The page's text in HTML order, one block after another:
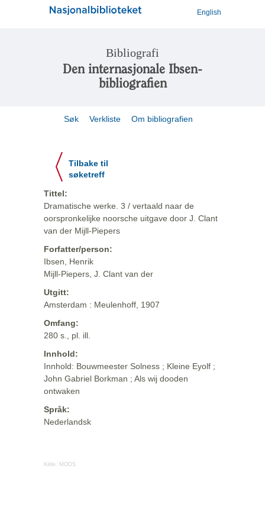
English
Bibliografi
Den internasjonale Ibsen-
bibliografien
Søk Verkliste Om bibliografien
Tilbake til
søketreff
Tittel:
Dramatische werke. 3 / vertaald naar de
oorspronkelijke noorsche uitgave door J. Clant
van der Mijll-Piepers
Forfatter/person:
Ibsen, Henrik
Mijll-Piepers, J. Clant van der
Utgitt:
Amsterdam : Meulenhoff, 1907
Omfang:
280 s., pl. ill.
Innhold:
Innhold: Bouwmeester Solness ; Kleine Eyolf ;
John Gabriel Borkman ; Als wij dooden
ontwaken
Språk:
Nederlandsk
Kilde: MODS